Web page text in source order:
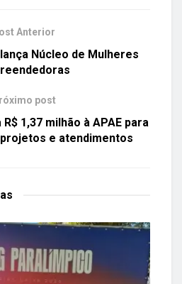
Anterior
Núcleo de Mulheres
post
1,37 milhão à APAE para
e atendimentos